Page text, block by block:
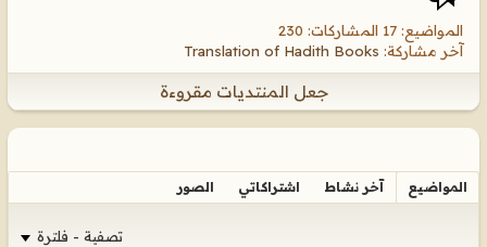
المواضيع: 17 المشاركات: 230
آخر مشاركة: Translation of Hadith Books
جعل المنتديات مقروءة
المواضيع آخر نشاط اشتراكاتي الصور
تصفية - فلترة